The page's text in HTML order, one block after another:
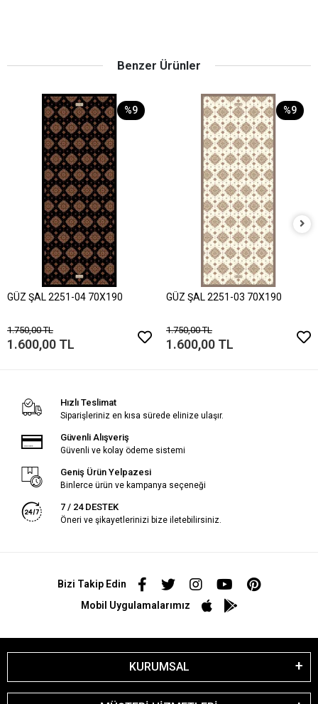
Benzer Ürünler
%9
GÜZ ŞAL 2251-04 70X190
1.750,00 TL
1.600,00 TL
%9
GÜZ ŞAL 2251-03 70X190
1.750,00 TL
1.600,00 TL
Hızlı Teslimat
Siparişleriniz en kısa sürede elinize ulaşır.
Güvenli Alışveriş
Güvenli ve kolay ödeme sistemi
Geniş Ürün Yelpazesi
Binlerce ürün ve kampanya seçeneği
7 / 24 DESTEK
Öneri ve şikayetlerinizi bize iletebilirsiniz.
Bizi Takip Edin
Mobil Uygulamalarımız
KURUMSAL